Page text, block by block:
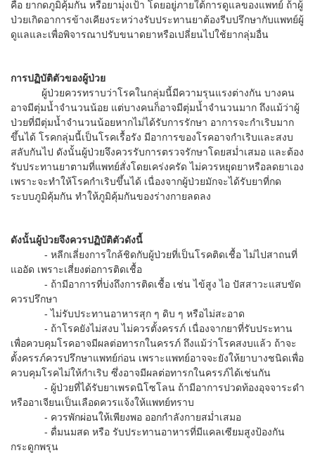
คือ ยากดภูมิคุ้มกัน หรือยามุ่งเป้า โดยอยู่ภายใต้การดูแลของแพทย์ ถ้าผู้
ป่วยเกิดอาการข้างเคียงระหว่างรับประทานยาต้องรีบปรึกษากับแพทย์ผู้
ดูแลและเพื่อพิจารณาปรับขนาดยาหรือเปลี่ยนไปใช้ยากลุ่มอื่น
การปฏิบัติตัวของผู้ป่วย
ผู้ป่วยควรทราบว่าโรคในกลุ่มนี้มีความรุนแรงต่างกัน บางคน
อาจมีตุ่มน้ำจำนวนน้อย แต่บางคนก็อาจมีตุ่มน้ำจำนวนมาก ถึงแม้ว่าผู้
ป่วยที่มีตุ่มน้ำจำนวนน้อยหากไม่ได้รับการรักษา อาการจะกำเริบมาก
ขึ้นได้ โรคกลุ่มนี้เป็นโรคเรื้อรัง มีอาการของโรคอาจกำเริบและสงบ
สลับกันไป ดังนั้นผู้ป่วยจึงควรรับการตรวจรักษาโดยสม่ำเสมอ และต้อง
รับประทานยาตามที่แพทย์สั่งโดยเคร่งครัด ไม่ควรหยุดยาหรือลดยาเอง
เพราะจะทำให้โรคกำเริบขึ้นได้ เนื่องจากผู้ป่วยมักจะได้รับยาที่กด
ระบบภูมิคุ้มกัน ทำให้ภูมิคุ้มกันของร่างกายลดลง
ดังนั้นผู้ป่วยจึงควรปฏิบัติตัวดังนี้
- หลีกเลี่ยงการใกล้ชิดกับผู้ป่วยที่เป็นโรคติดเชื้อ ไม่ไปสาถนที่
แออัด เพราะเสี่ยงต่อการติดเชื้อ
- ถ้ามีอาการที่บ่งถึงการติดเชื้อ เช่น ไข้สูง ไอ ปัสสาวะแสบขัด
ควรปรึกษา
- ไม่รับประทานอาหารสุก ๆ ดิบ ๆ หรือไม่สะอาด
- ถ้าโรคยังไม่สงบ ไม่ควรตั้งครรภ์ เนื่องจากยาที่รับประทาน
เพื่อควบคุมโรคอาจมีผลต่อทารกในครรภ์ ถึงแม้ว่าโรคสงบแล้ว ถ้าจะ
ตั้งครรภ์ควรปรึกษาแพทย์ก่อน เพราะแพทย์อาจจะยังให้ยาบางชนิดเพื่อ
ควบคุมโรคไม่ให้กำเริบ ซึ่งอาจมีผลต่อทารกในครรภ์ได้เช่นกัน
- ผู้ป่วยที่ได้รับยาเพรดนิโซโลน ถ้ามีอาการปวดท้องอุจจาระดำ
หรืออาเจียนเป็นเลือดควรแจ้งให้แพทย์ทราบ
- ควรพักผ่อนให้เพียงพอ ออกกำลังกายสม่ำเสมอ
- ดื่มนมสด หรือ รับประทานอาหารที่มีแคลเซียมสูงป้องกัน
กระดูกพรุน